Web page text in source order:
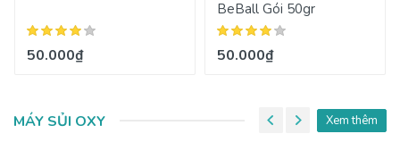
50.000₫
BeBall Gói 50gr
50.000₫
MÁY SỦI OXY Xem thêm